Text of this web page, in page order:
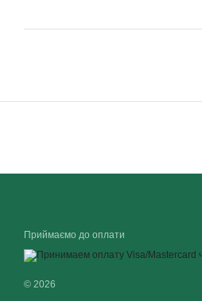
Приймаємо до оплати
© 2026